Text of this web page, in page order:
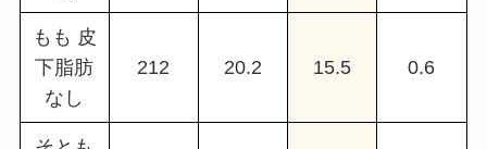
もも 皮
下脂肪
なし
212 20.2 15.5 0.6